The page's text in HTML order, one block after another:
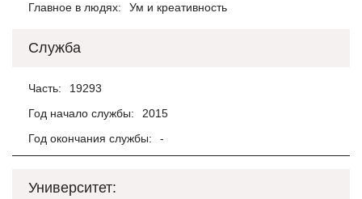
Главное в людях:
Ум и креативность
Служба
Часть:
19293
Год начало службы:
2015
Год окончания службы:
-
Университет: